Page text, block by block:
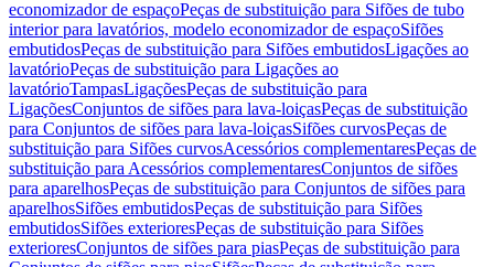
economizador de espaçoPeças de substituição para Sifões de tubo
interior para lavatórios, modelo economizador de espaçoSifões
embutidosPeças de substituição para Sifões embutidosLigações ao
lavatórioPeças de substituição para Ligações ao
lavatórioTampasLigaçõesPeças de substituição para
LigaçõesConjuntos de sifões para lava-loiçasPeças de substituição
para Conjuntos de sifões para lava-loiçasSifões curvosPeças de
substituição para Sifões curvosAcessórios complementaresPeças de
substituição para Acessórios complementaresConjuntos de sifões
para aparelhosPeças de substituição para Conjuntos de sifões para
aparelhosSifões embutidosPeças de substituição para Sifões
embutidosSifões exterioresPeças de substituição para Sifões
exterioresConjuntos de sifões para piasPeças de substituição para